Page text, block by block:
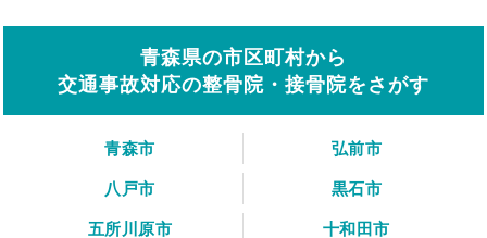
青森県の市区町村から
交通事故対応の整骨院・接骨院をさがす
青森市
弘前市
八戸市
黒石市
五所川原市
十和田市